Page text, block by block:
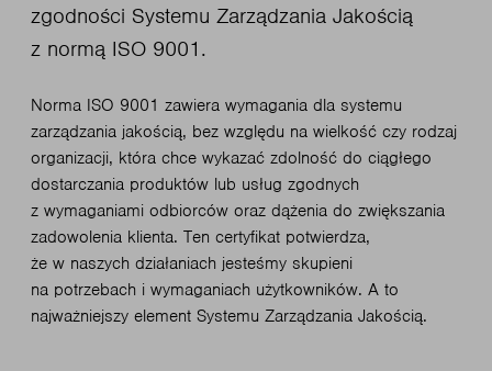
zgodności Systemu Zarządzania Jakością
z normą ISO 9001.
Norma ISO 9001 zawiera wymagania dla systemu
zarządzania jakością, bez względu na wielkość czy rodzaj
organizacji, która chce wykazać zdolność do ciągłego
dostarczania produktów lub usług zgodnych
z wymaganiami odbiorców oraz dążenia do zwiększania
zadowolenia klienta. Ten certyfikat potwierdza,
że w naszych działaniach jesteśmy skupieni
na potrzebach i wymaganiach użytkowników. A to
najważniejszy element Systemu Zarządzania Jakością.